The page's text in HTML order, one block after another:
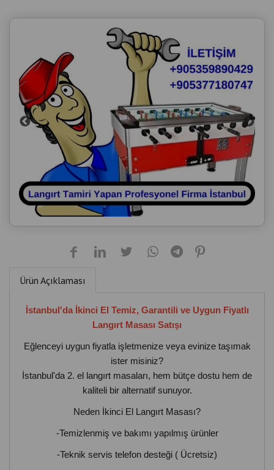
Ürün Açıklaması
İstanbul'da İkinci El Temiz, Garantili ve Uygun Fiyatlı
Langırt Masası Satışı
Eğlenceyi uygun fiyatla işletmenize veya evinize taşımak
ister misiniz?
İstanbul'da 2. el langırt masaları, hem bütçe dostu hem de
kaliteli bir alternatif sunuyor.
Neden İkinci El Langırt Masası?
-Temizlenmiş ve bakımı yapılmış ürünler
-Teknik servis telefon desteği ( Ücretsiz)